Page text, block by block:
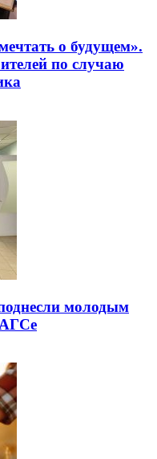
о будущем».
по случаю
молодым